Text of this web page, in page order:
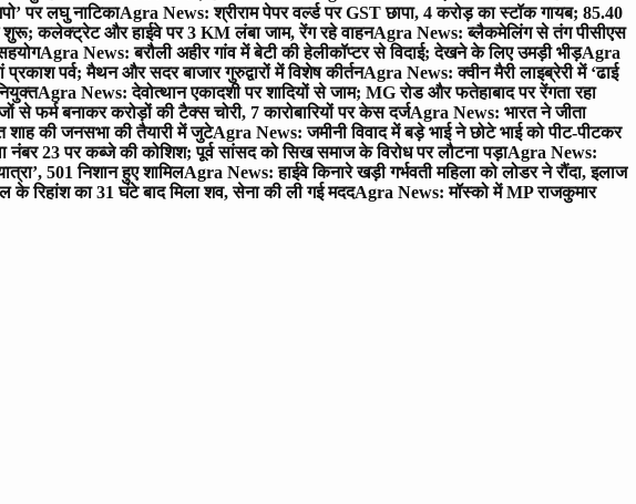
पर लघु नाटिकाAgra News: श्रीराम पेपर वर्ल्ड पर GST छापा, 4 करोड़ का स्टॉक गायब; 85.40
कलेक्ट्रेट और हाईवे पर 3 KM लंबा जाम, रेंग रहे वाहनAgra News: ब्लैकमेलिंग से तंग पीसीएस
Agra News: बरौली अहीर गांव में बेटी की हेलीकॉप्टर से विदाई; देखने के लिए उमड़ी भीड़Agra
पर्व; मैथन और सदर बाजार गुरुद्वारों में विशेष कीर्तनAgra News: क्वीन मैरी लाइब्रेरी में ‘ढाई
Agra News: देवोत्थान एकादशी पर शादियों से जाम; MG रोड और फतेहाबाद पर रेंगता रहा
से फर्म बनाकर करोड़ों की टैक्स चोरी, 7 कारोबारियों पर केस दर्जAgra News: भारत ने जीता
शाह की जनसभा की तैयारी में जुटेAgra News: जमीनी विवाद में बड़े भाई ने छोटे भाई को पीट-पीटकर
नंबर 23 पर कब्जे की कोशिश; पूर्व सांसद को सिख समाज के विरोध पर लौटना पड़ाAgra News:
501 निशान हुए शामिलAgra News: हाईवे किनारे खड़ी गर्भवती महिला को लोडर ने रौंदा, इलाज
रिहांश का 31 घंटे बाद मिला शव, सेना की ली गई मददAgra News: मॉस्को में MP राजकुमार